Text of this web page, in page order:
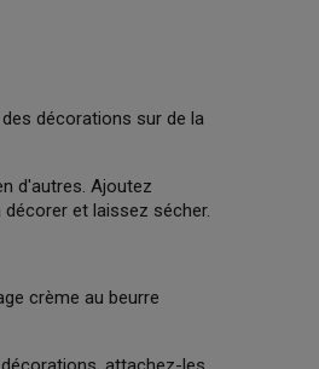
décorations sur de la
d'autres. Ajoutez
et laissez sécher.
crème au beurre